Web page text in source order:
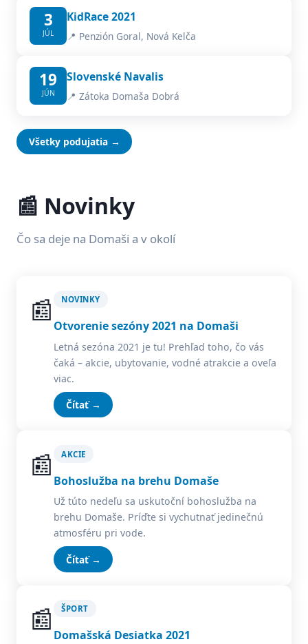
3
JÚL
KidRace 2021
📍 Penzión Goral, Nová Kelča
19
JÚN
Slovenské Navalis
📍 Zátoka Domaša Dobrá
Všetky podujatia →
📰 Novinky
Čo sa deje na Domaši a v okolí
📰 NOVINKY
Otvorenie sezóny 2021 na Domaši
Letná sezóna 2021 je tu! Prehľad toho, čo vás
čaká – akcie, ubytovanie, vodné atrakcie a oveľa
viac.
Čítať →
📰 AKCIE
Bohoslužba na brehu Domaše
Už túto nedeľu sa uskutoční bohoslužba na
brehu Domaše. Príďte si vychutnať jedinečnú
atmosféru pri vode.
Čítať →
📰 ŠPORT
Domašská Desiatka 2021